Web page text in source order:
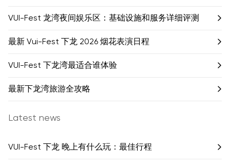
VUI-Fest 龙湾夜间娱乐区：基础设施和服务详细评测
最新 Vui-Fest 下龙 2026 烟花表演日程
VUI-Fest 下龙湾最适合谁体验
最新下龙湾旅游全攻略
Latest news
VUI-Fest 下龙 晚上有什么玩：最佳行程